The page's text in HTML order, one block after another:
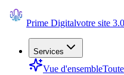
Prime Digitalvotre site 3.0
Services
Vue d'ensemble